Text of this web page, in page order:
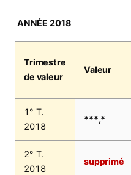
ANNÉE 2018
Trimestre
de valeur
Valeur
1° T.
2018
***,*
2° T.
2018
supprimé